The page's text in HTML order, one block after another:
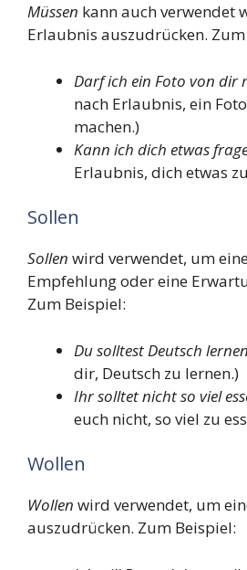
Müssen kann auch verwendet
Erlaubnis auszudrücken.
Darf ich ein Foto von dir
nach Erlaubnis, ein
machen.)
Kann ich dich etwas
Erlaubnis, dich etwas
Sollen
Sollen wird verwendet, um
Empfehlung oder eine
Zum Beispiel:
Du solltest Deutsch
dir, Deutsch zu lernen.)
Ihr solltet nicht so viel
euch nicht, so viel zu
Wollen
Wollen wird verwendet, um
auszudrücken. Zum Beispiel: